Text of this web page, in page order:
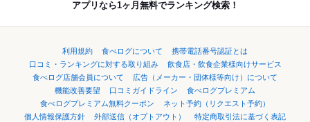
アプリなら1ヶ月無料でランキング検索！
利用規約 食べログについて
携帯電話番号認証とは
口コミ・ランキングに対する取り組み
飲食店・飲食企業様向けサービス
食べログ店舗会員について
広告（メーカー・団体様等向け）について
機能改善要望
口コミガイドライン
食べログプレミアム
食べログプレミアム無料クーポン
ネット予約（リクエスト予約）
個人情報保護方針
外部送信（オプトアウト）
特定商取引法に基づく表記